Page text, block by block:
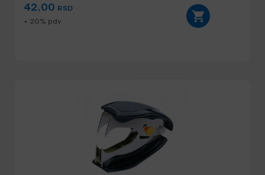
42,00 RSD
+ 20% pdv